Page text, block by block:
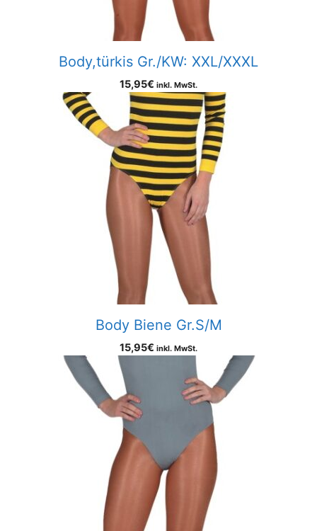
Body,türkis Gr./KW: XXL/XXXL
15,95€ inkl. MwSt.
Body Biene Gr.S/M
15,95€ inkl. MwSt.